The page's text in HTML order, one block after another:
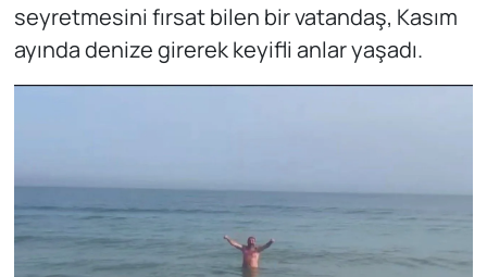
seyretmesini fırsat bilen bir vatandaş, Kasım
ayında denize girerek keyifli anlar yaşadı.
Yerel